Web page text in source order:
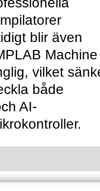
blir även
Machine
vilket
både
AI-